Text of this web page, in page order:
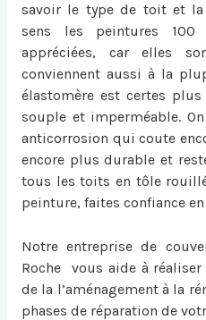
savoir le type de toit et la
sens les peintures
appréciées, car elles
conviennent aussi à la
élastomère est certes
souple et imperméable.
anticorrosion qui coute
encore plus durable et
tous les toits en tôle
peinture, faites confiance
Notre entreprise de
Roche vous aide à
de la l’aménagement à la
phases de réparation de